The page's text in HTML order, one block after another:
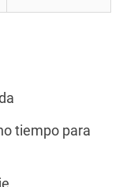
tiempo para